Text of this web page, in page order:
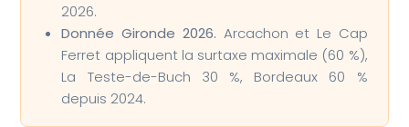
2026.
Donnée Gironde 2026. Arcachon et Le Cap
Ferret appliquent la surtaxe maximale (60 %),
La Teste-de-Buch 30 %, Bordeaux 60 %
depuis 2024.